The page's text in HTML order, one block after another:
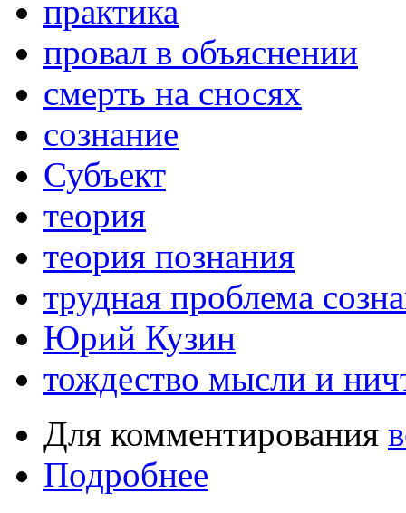
практика
провал в объяснении
смерть на сносях
сознание
Субъект
теория
теория познания
трудная проблема
Юрий Кузин
тождество мысли и
Для комментирования
Подробнее